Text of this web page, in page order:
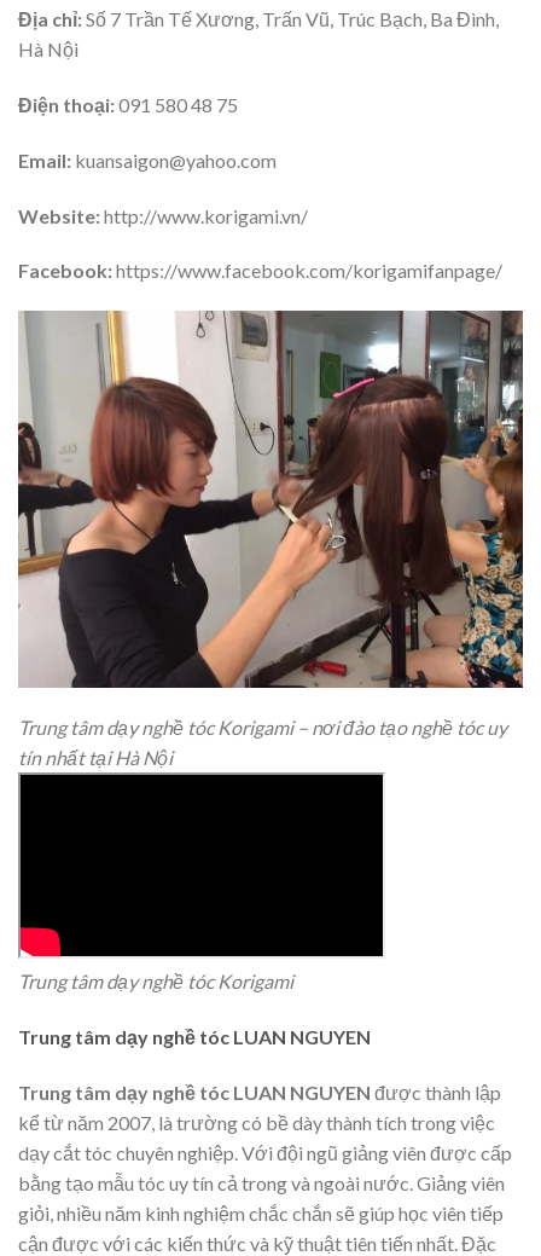
Địa chỉ:Số 7 Trần Tế Xương, Trấn Vũ, Trúc Bạch, Ba Đình,
Hà Nội
Điện thoại:091 580 48 75
Email: kuansaigon@yahoo.com
Website:http://www.korigami.vn/
Facebook:https://www.facebook.com/korigamifanpage/
Trung tâm dạy nghề tóc Korigami – nơi đào tạo nghề tóc uy
tín nhất tại Hà Nội
Trung tâm dạy nghề tóc Korigami
Trung tâm dạy nghề tóc LUAN NGUYEN
Trung tâm dạy nghề tóc LUAN NGUYEN được thành lập
kể từ năm 2007, là trường có bề dày thành tích trong việc
dạy cắt tóc chuyên nghiệp. Với đội ngũ giảng viên được cấp
bằng tạo mẫu tóc uy tín cả trong và ngoài nước. Giảng viên
giỏi, nhiều năm kinh nghiệm chắc chắn sẽ giúp học viên tiếp
cận được với các kiến thức và kỹ thuật tiên tiến nhất. Đặc